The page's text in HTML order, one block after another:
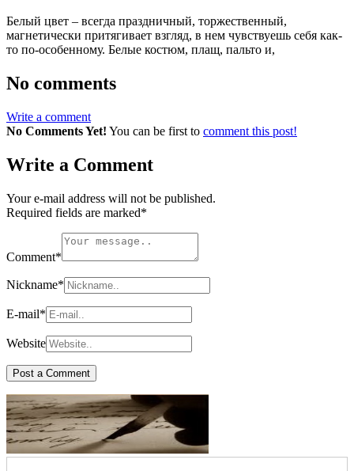
Белый цвет – всегда праздничный, торжественный,
магнетически притягивает взгляд, в нем чувствуешь себя как-
то по-особенному. Белые костюм, плащ, пальто и,
No comments
Write a comment
No Comments Yet! You can be first to comment this post!
Write a Comment
Your e-mail address will not be published.
Required fields are marked*
Comment*
Nickname*
E-mail*
Website